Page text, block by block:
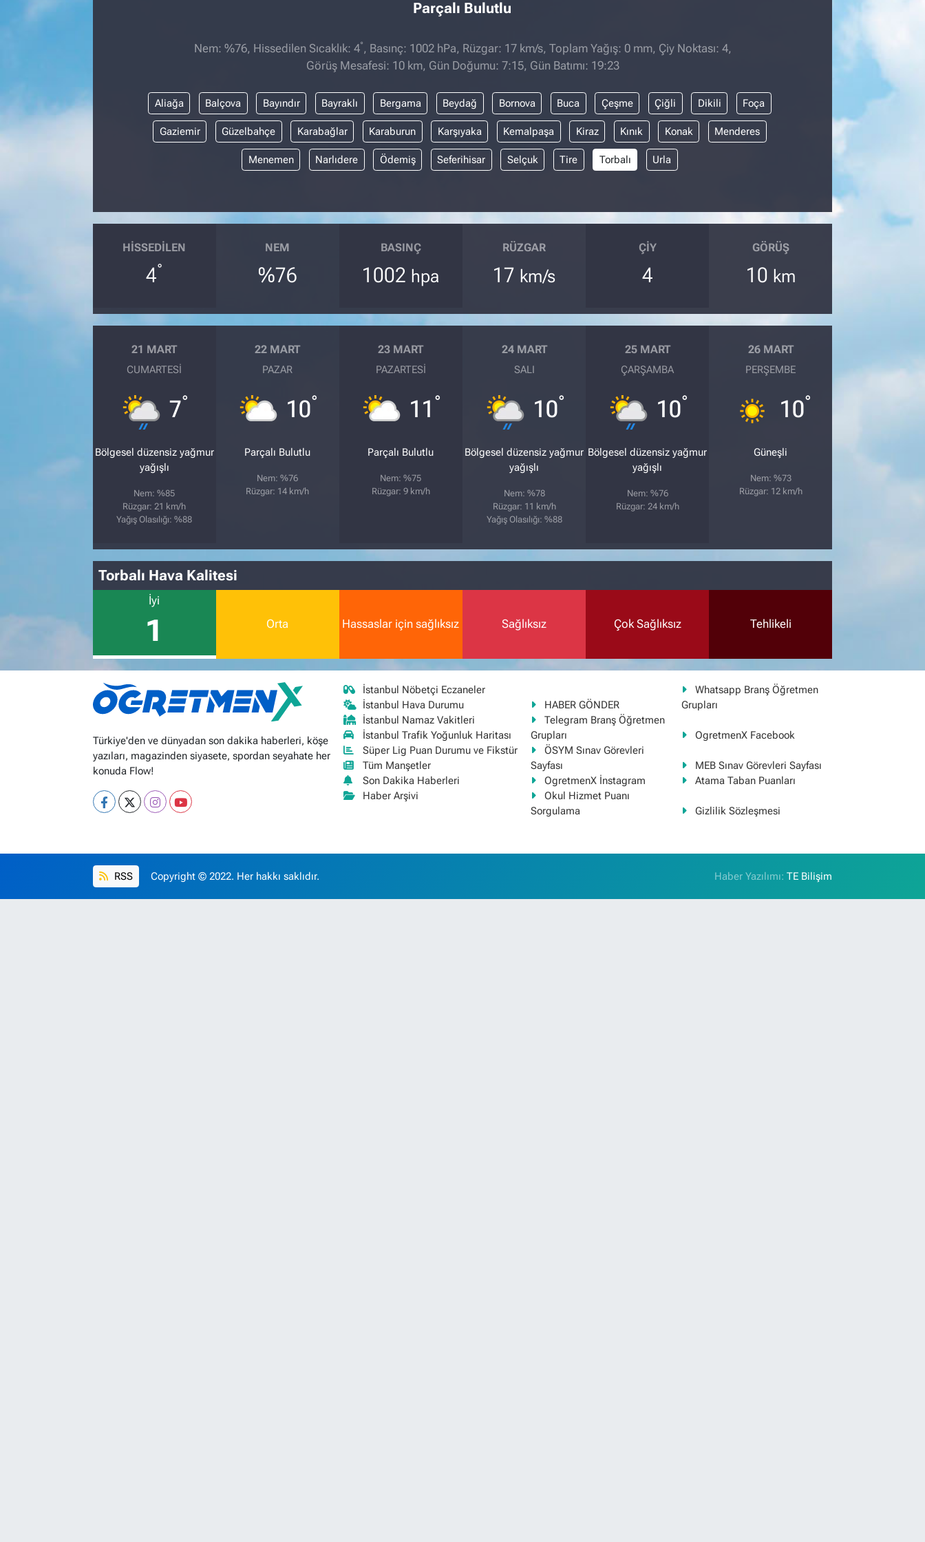
Parçalı Bulutlu
Nem: %76, Hissedilen Sıcaklık: 4°, Basınç: 1002 hPa, Rüzgar: 17 km/s, Toplam Yağış: 0 mm, Çiy Noktası: 4,
Görüş Mesafesi: 10 km, Gün Doğumu: 7:15, Gün Batımı: 19:23
Aliağa Balçova Bayındır Bayraklı Bergama Beydağ Bornova Buca Çeşme Çiğli Dikili Foça
Gaziemir Güzelbahçe Karabağlar Karaburun Karşıyaka Kemalpaşa Kiraz Kınık Konak Menderes
Menemen Narlıdere Ödemiş Seferihisar Selçuk Tire Torbalı Urla
HISSEDILEN
4°
NEM
%76
BASINÇ
1002 hpa
RÜZGAR
17 km/s
ÇIY
4
GÖRÜŞ
10 km
21 MART
CUMARTESI
7°
Bölgesel düzensiz yağmur
yağışlı
Nem: %85
Rüzgar: 21 km/h
Yağış Olasılığı: %88
22 MART
PAZAR
10°
Parçalı Bulutlu
Nem: %76
Rüzgar: 14 km/h
23 MART
PAZARTESI
11 °
Parçalı Bulutlu
Nem: %75
Rüzgar: 9 km/h
24 MART
SALI
10°
Bölgesel düzensiz yağmur
yağışlı
Nem: %78
Rüzgar: 11 km/h
Yağış Olasılığı: %88
25 MART
ÇARŞAMBA
10°
Bölgesel düzensiz yağmur
yağışlı
Nem: %76
Rüzgar: 24 km/h
26 MART
PERŞEMBE
10°
Güneşli
Nem: %73
Rüzgar: 12 km/h
Torbalı Hava Kalitesi
İyi
1 Orta Hassaslar için sağlıksız Sağlıksız Çok Sağlıksız Tehlikeli
Türkiye'den ve dünyadan son dakika haberleri, köşe
yazıları, magazinden siyasete, spordan seyahate her
konuda Flow!
İstanbul Nöbetçi Eczaneler
İstanbul Hava Durumu
İstanbul Namaz Vakitleri
İstanbul Trafik Yoğunluk Haritası
Süper Lig Puan Durumu ve Fikstür
Tüm Manşetler
Son Dakika Haberleri
Haber Arşivi
HABER GÖNDER
Whatsapp Branş Öğretmen
Grupları
Telegram Branş Öğretmen
Grupları
OgretmenX Facebook
ÖSYM Sınav Görevleri
Sayfası
MEB Sınav Görevleri Sayfası
OgretmenX İnstagram
Atama Taban Puanları
Okul Hizmet Puanı
Sorgulama
Gizlilik Sözleşmesi
RSS Copyright © 2022. Her hakkı saklıdır. Haber Yazılımı:TE Bilişim